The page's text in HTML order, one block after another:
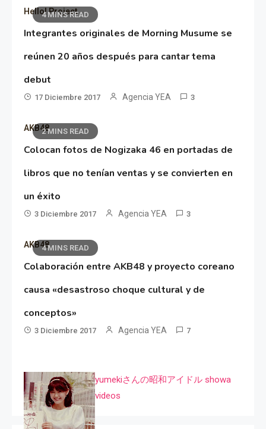
4 MINS READ
Hello! Project
Integrantes originales de Morning Musume se
reúnen 20 años después para cantar tema
debut
17 Diciembre 2017 Agencia YEA 3
2 MINS READ
AKB48
Colocan fotos de Nogizaka 46 en portadas de
libros que no tenían ventas y se convierten en
un éxito
3 Diciembre 2017 Agencia YEA 3
4 MINS READ
AKB48
Colaboración entre AKB48 y proyecto coreano
causa «desastroso choque cultural y de
conceptos»
3 Diciembre 2017 Agencia YEA 7
yumekiさんの昭和アイドル showa
videos